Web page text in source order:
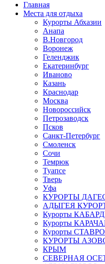
Главная
Места для отдыха
Курорты Абхазии
Анапа
В.Новгород
Воронеж
Геленджик
Екатеринбург
Иваново
Казань
Краснодар
Москва
Новороссийск
Петрозаводск
Псков
Санкт-Петербург
Смоленск
Сочи
Темрюк
Туапсе
Тверь
Уфа
КУРОРТЫ
АДЫГЕЯ
Курорты
Курорты
Курорты
КУРОРТЫ
КРЫМ
СЕВЕРНАЯ